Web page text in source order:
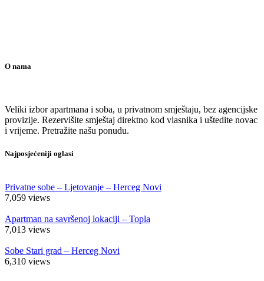
O nama
Veliki izbor apartmana i soba, u privatnom smještaju, bez agencijske
provizije. Rezervišite smještaj direktno kod vlasnika i uštedite novac
i vrijeme. Pretražite našu ponudu.
Najposjećeniji oglasi
Privatne sobe – Ljetovanje – Herceg Novi
7,059 views
Apartman na savršenoj lokaciji – Topla
7,013 views
Sobe Stari grad – Herceg Novi
6,310 views